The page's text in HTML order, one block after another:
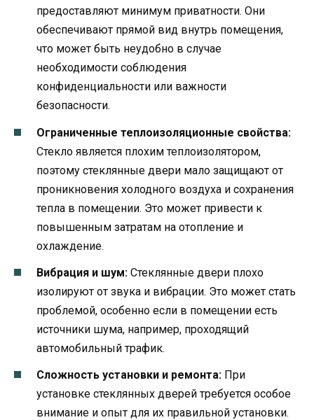
предоставляют минимум приватности. Они
обеспечивают прямой вид внутрь помещения,
что может быть неудобно в случае
необходимости соблюдения
конфиденциальности или важности
безопасности.
Ограниченные теплоизоляционные свойства:
Стекло является плохим теплоизолятором,
поэтому стеклянные двери мало защищают от
проникновения холодного воздуха и сохранения
тепла в помещении. Это может привести к
повышенным затратам на отопление и
охлаждение.
Вибрация и шум: Стеклянные двери плохо
изолируют от звука и вибрации. Это может стать
проблемой, особенно если в помещении есть
источники шума, например, проходящий
автомобильный трафик.
Сложность установки и ремонта: При
установке стеклянных дверей требуется особое
внимание и опыт для их правильной установки.